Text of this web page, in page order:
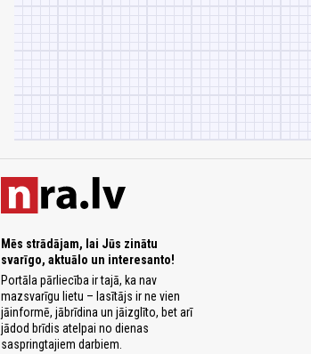
Mēs strādājam, lai Jūs zinātu
svarīgo, aktuālo un interesanto!
Portāla pārliecība ir tajā, ka nav
mazsvarīgu lietu – lasītājs ir ne vien
jāinformē, jābrīdina un jāizglīto, bet arī
jādod brīdis atelpai no dienas
saspringtajiem darbiem.